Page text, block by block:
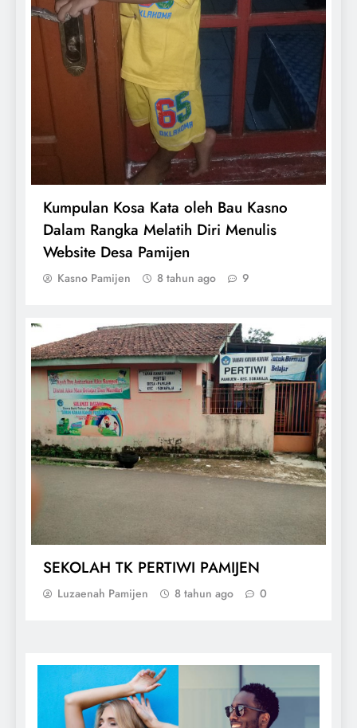
Kumpulan Kosa Kata oleh Bau Kasno
Dalam Rangka Melatih Diri Menulis
Website Desa Pamijen
Kasno Pamijen 8 tahun ago 9
SEKOLAH TK PERTIWI PAMIJEN
Luzaenah Pamijen 8 tahun ago 0